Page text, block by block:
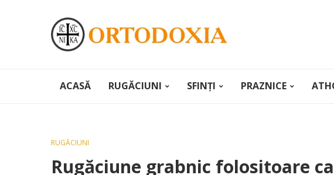
ACASĂ RUGĂCIUNI SFINȚI PRAZNICE
RUGĂCIUNI
Rugăciune grabnic folositoare